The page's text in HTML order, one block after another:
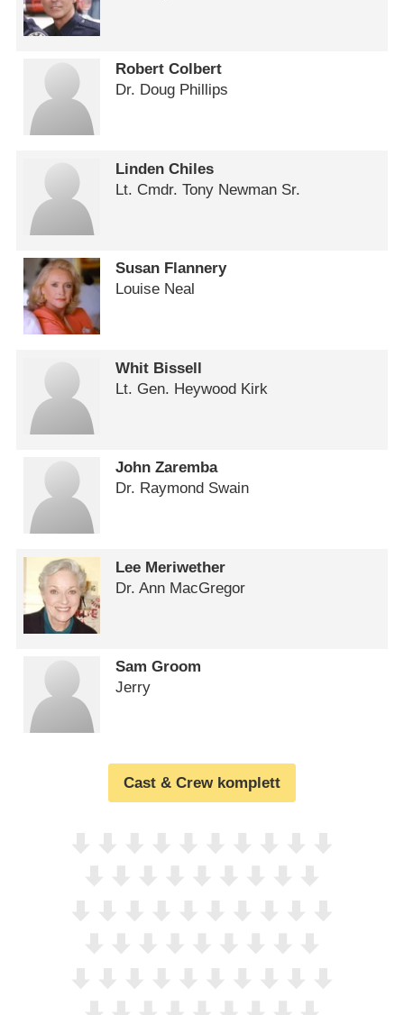
Robert Colbert
Dr. Doug Phillips
Linden Chiles
Lt. Cmdr. Tony Newman Sr.
Susan Flannery
Louise Neal
Whit Bissell
Lt. Gen. Heywood Kirk
John Zaremba
Dr. Raymond Swain
Lee Meriwether
Dr. Ann MacGregor
Sam Groom
Jerry
Cast & Crew komplett